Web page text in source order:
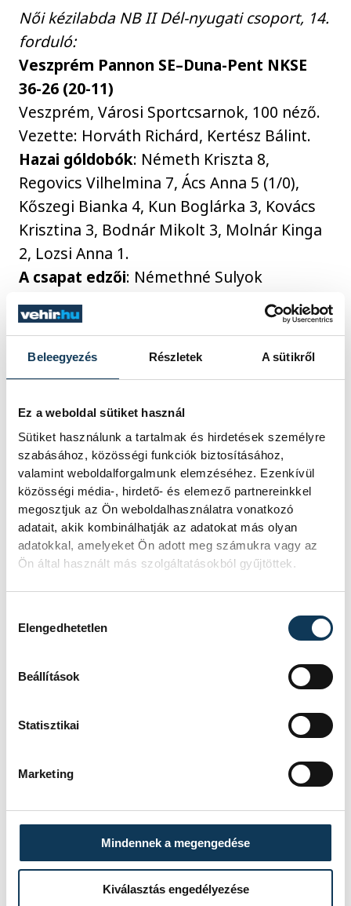
Beleegyezés Részletek A sütikről
Ez a weboldal sütiket használ
Sütiket használunk a tartalmak és hirdetések személyre
szabásához, közösségi funkciók biztosításához,
valamint weboldalforgalmunk elemzéséhez. Ezenkívül
közösségi média-, hirdető- és elemező partnereinkkel
megosztjuk az Ön weboldalhasználatra vonatkozó
adatait, akik kombinálhatják az adatokat más olyan
adatokkal, amelyeket Ön adott meg számukra vagy az
Ön által használt más szolgáltatásokból gyűjtöttek.
Elengedhetetlen
Beállítások
Statisztikai
Marketing
Mindennek a megengedése
Kiválasztás engedélyezése
Női kézilabda NB II Dél-nyugati csoport, 14.
forduló:
Veszprém Pannon SE–Duna-Pent NKSE
36-26 (20-11)
Veszprém, Városi Sportcsarnok, 100 néző.
Vezette: Horváth Richárd, Kertész Bálint.
Hazai góldobók: Németh Kriszta 8,
Regovics Vilhelmina 7, Ács Anna 5 (1/0),
Kőszegi Bianka 4, Kun Boglárka 3, Kovács
Krisztina 3, Bodnár Mikolt 3, Molnár Kinga
2, Lozsi Anna 1.
A csapat edzői: Némethné Sulyok
Erzsébet, Pischné Bankó Zsuzsanna.
Hétméteresek
Kiállítások
: 4 perc, illetve 8 perc.
Így értékelt a VPSE vezetőedzője
Némethné Sulyok Erzsébet: – Nagyon
örülök a lányok sikerének! A mérkőzés első
pillanatától sugározták a
magabiztosságot, nem volt kérdés
számomra a győzelmük. Ettől függetlenül
nem állunk meg, lelkiismerettel dolgozunk
megtisztelte a találkozót